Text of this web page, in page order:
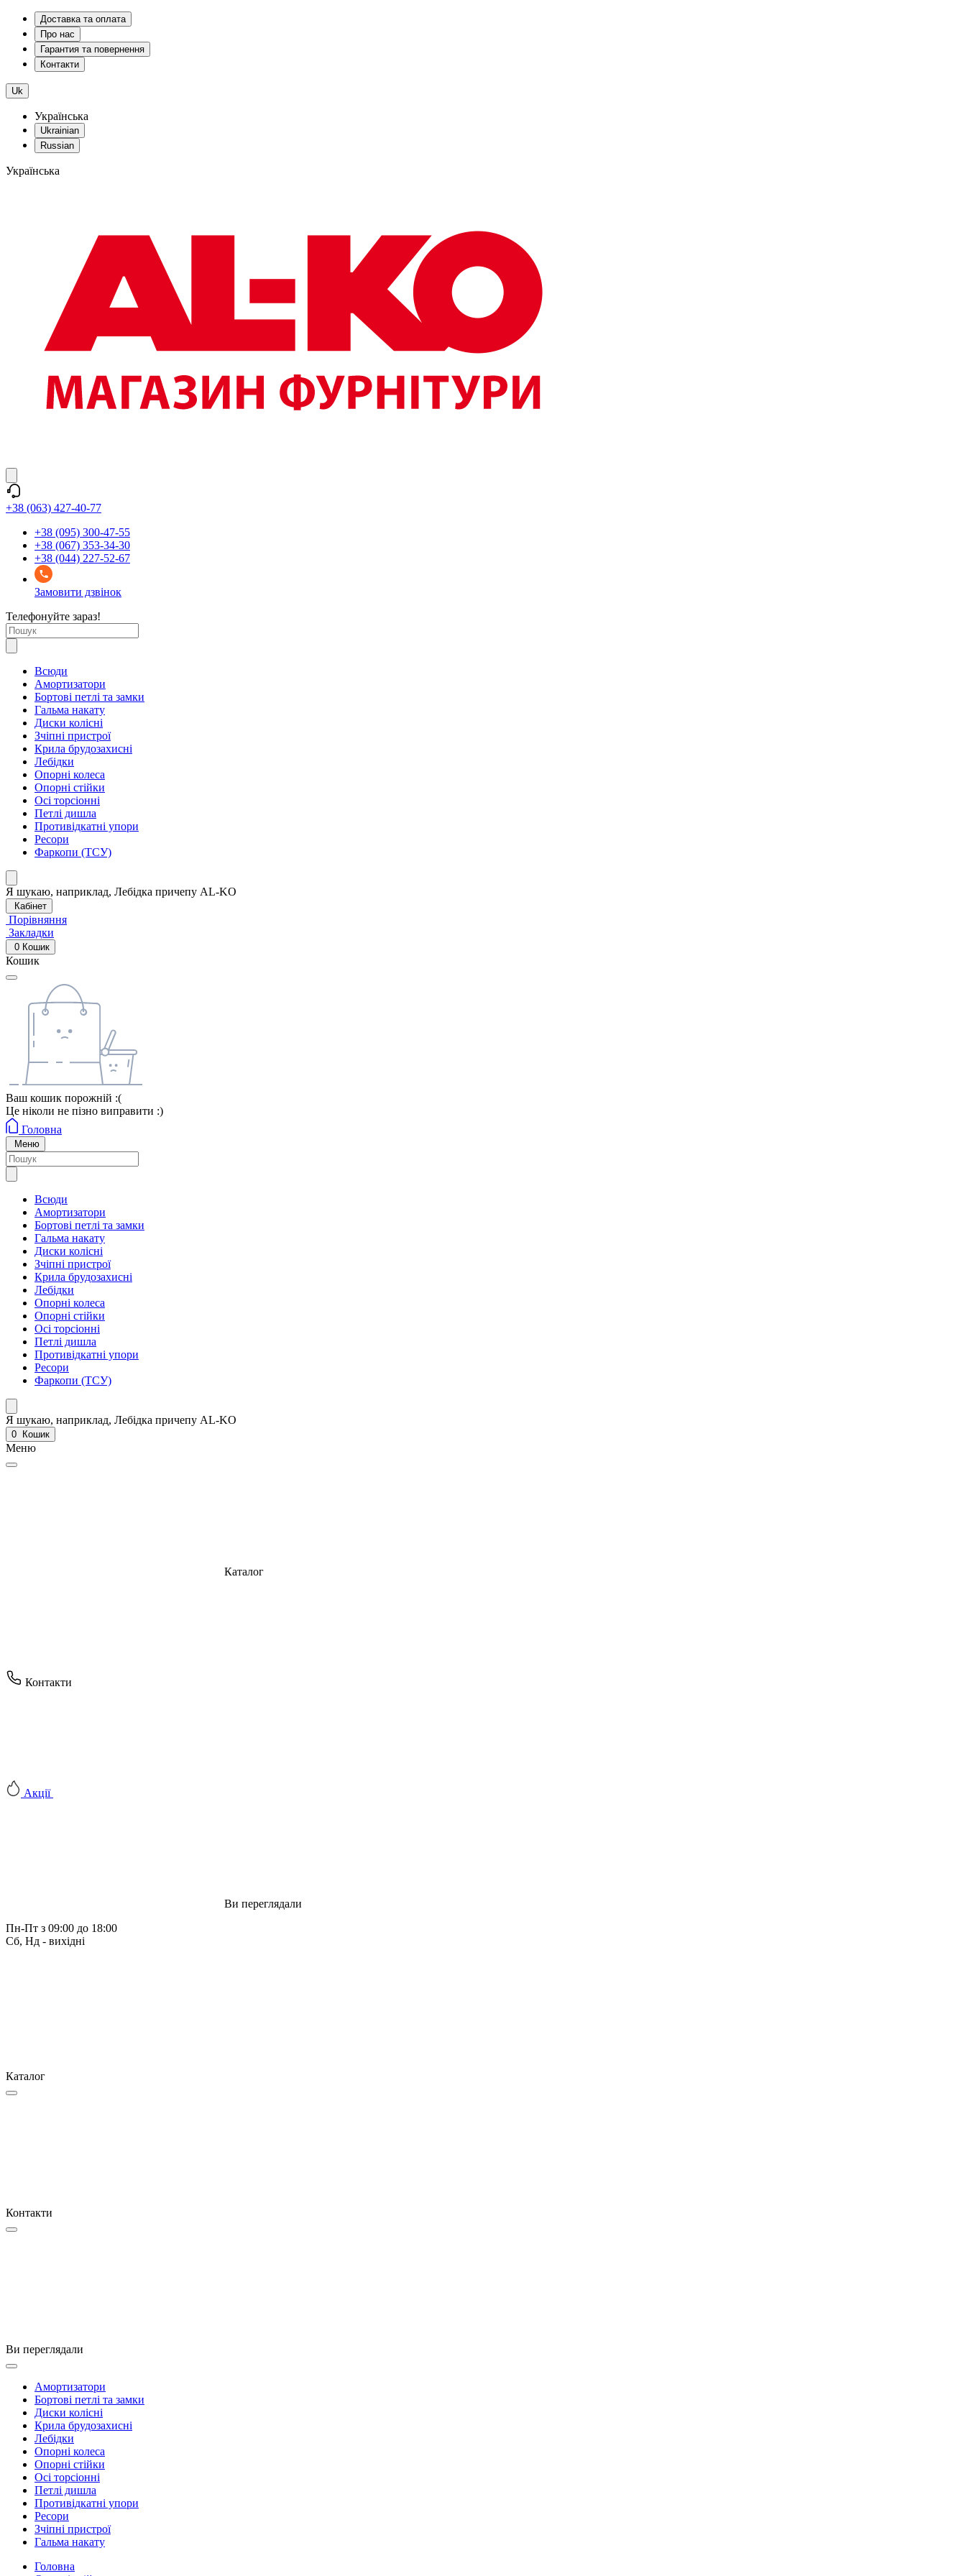
Доставка та оплата
Про нас
Гарантия та повернення
Контакти
Uk
Українська
Ukrainian
Russian
Українська
+38 (063) 427-40-77
+38 (095) 300-47-55
+38 (067) 353-34-30
+38 (044) 227-52-67
Замовити дзвінок
Телефонуйте зараз!
Всюди
Амортизатори
Бортові петлі та замки
Гальма накату
Диски колісні
Зчіпні пристрої
Крила брудозахисні
Лебідки
Опорні колеса
Опорні стійки
Осі торсіонні
Петлі дишла
Противідкатні упори
Ресори
Фаркопи (ТСУ)
Я шукаю, наприклад, Лебідка причепу AL-KO
Кабінет
Порівняння
Закладки
0 Кошик
Кошик
Ваш кошик порожній :(
Це ніколи не пізно виправити :)
Головна
Меню
Всюди
Амортизатори
Бортові петлі та замки
Гальма накату
Диски колісні
Зчіпні пристрої
Крила брудозахисні
Лебідки
Опорні колеса
Опорні стійки
Осі торсіонні
Петлі дишла
Противідкатні упори
Ресори
Фаркопи (ТСУ)
Я шукаю, наприклад, Лебідка причепу AL-KO
0 Кошик
Меню
Каталог
Контакти
Акції
Ви переглядали
Пн-Пт з 09:00 до 18:00
Сб, Нд - вихідні
Каталог
Контакти
Ви переглядали
Амортизатори
Бортові петлі та замки
Диски колісні
Крила брудозахисні
Лебідки
Опорні колеса
Опорні стійки
Осі торсіонні
Петлі дишла
Противідкатні упори
Ресори
Зчіпні пристрої
Гальма накату
Головна